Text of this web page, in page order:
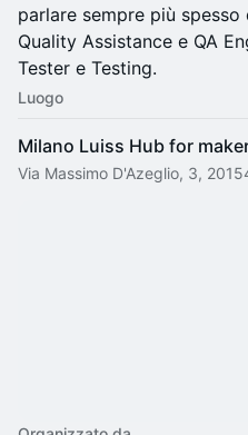
parlare sempre più spesso
Quality Assistance e QA
Tester e Testing.
Luogo
Milano Luiss Hub for
Via Massimo D'Azeglio, 3,